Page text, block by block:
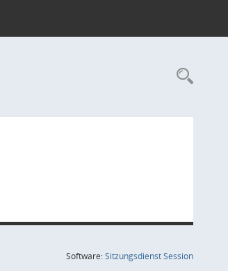
Software:SitzungsdienstSession(Wird in